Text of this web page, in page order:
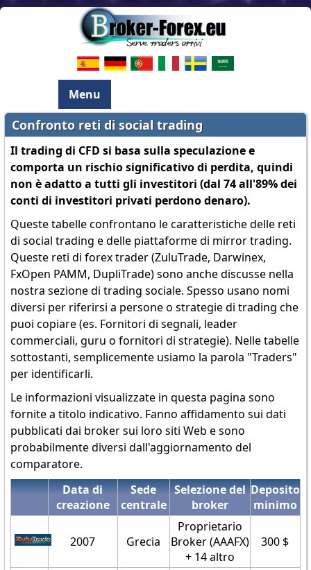
Menu
Confronto reti di social trading
Il trading di CFD si basa sulla speculazione e
comporta un rischio significativo di perdita, quindi
non è adatto a tutti gli investitori (dal 74 all'89% dei
conti di investitori privati perdono denaro).
Queste tabelle confrontano le caratteristiche delle reti
di social trading e delle piattaforme di mirror trading.
Queste reti di forex trader (ZuluTrade, Darwinex,
FxOpen PAMM, DupliTrade) sono anche discusse nella
nostra sezione di trading sociale. Spesso usano nomi
diversi per riferirsi a persone o strategie di trading che
puoi copiare (es. Fornitori di segnali, leader
commerciali, guru o fornitori di strategie). Nelle tabelle
sottostanti, semplicemente usiamo la parola "Traders"
per identificarli.
Le informazioni visualizzate in questa pagina sono
fornite a titolo indicativo. Fanno affidamento sui dati
pubblicati dai broker sui loro siti Web e sono
probabilmente diversi dall'aggiornamento del
comparatore.
Data di
creazione
Sede
centrale
Selezione del
broker
Deposito
minimo
2007 Grecia
Proprietario
Broker (AAAFX)
+ 14 altro
300 $